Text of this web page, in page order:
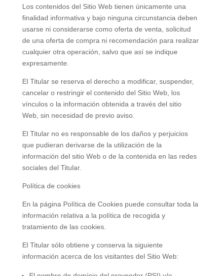
Los contenidos del Sitio Web tienen únicamente una
finalidad informativa y bajo ninguna circunstancia deben
usarse ni considerarse como oferta de venta, solicitud
de una oferta de compra ni recomendación para realizar
cualquier otra operación, salvo que así se indique
expresamente.
El Titular se reserva el derecho a modificar, suspender,
cancelar o restringir el contenido del Sitio Web, los
vínculos o la información obtenida a través del sitio
Web, sin necesidad de previo aviso.
El Titular no es responsable de los daños y perjuicios
que pudieran derivarse de la utilización de la
información del sitio Web o de la contenida en las redes
sociales del Titular.
Política de cookies
En la página Política de Cookies puede consultar toda la
información relativa a la política de recogida y
tratamiento de las cookies.
El Titular sólo obtiene y conserva la siguiente
información acerca de los visitantes del Sitio Web: